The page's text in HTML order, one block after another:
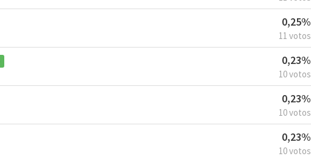
0,25%
11 votos
0,23%
10 votos
0,23%
10 votos
0,23%
10 votos